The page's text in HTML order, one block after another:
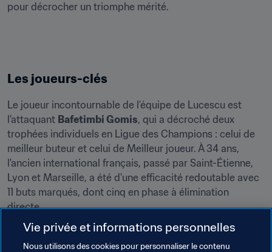
pour décrocher un triomphe mérité.
Les joueurs-clés
Le joueur incontournable de l'équipe de Lucescu est
l'attaquant Bafetimbi Gomis, qui a décroché deux
trophées individuels en Ligue des Champions : celui de
meilleur buteur et celui de Meilleur joueur. À 34 ans,
l'ancien international français, passé par Saint-Étienne,
Lyon et Marseille, a été d'une efficacité redoutable avec
11 buts marqués, dont cinq en phase à élimination
directe.
L'ancien attaquant de la Juventus Sebastian Giovinco
également brillé. C'est lui qui a offert la victoire 3-1 à Al
Vie privée et informations personnelles
Nous utilisons des cookies pour personnaliser le contenu